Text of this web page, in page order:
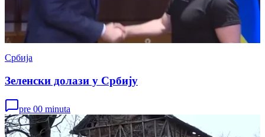
Србија
Зеленски долази у Србију
pre 00 minuta